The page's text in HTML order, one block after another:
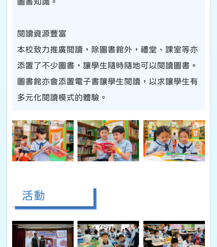
圖書知識。
閱讀資源豐富
本校致力推廣閲讀，除圖書館外，禮堂 、 課室等亦
添置了不少圖書，讓學生隨時隨地可以閱讀圖書。
圖書館亦會添置電子書讓學生閱讀，以求讓學生有
多元化閱讀模式的體驗。
活動